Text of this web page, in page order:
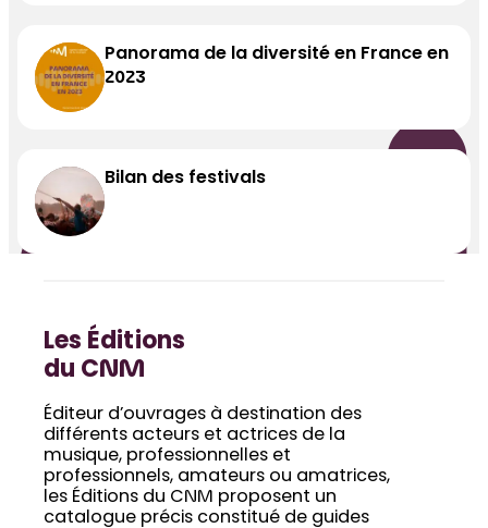
Panorama de la diversité en France en
2023
Bilan des festivals
Les Éditions
du CNM
Éditeur d’ouvrages à destination des
différents acteurs et actrices de la
musique, professionnelles et
professionnels, amateurs ou amatrices,
les Éditions du CNM proposent un
catalogue précis constitué de guides